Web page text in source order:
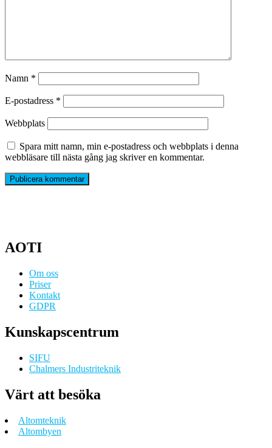
Namn *
E-postadress *
Webbplats
Spara mitt namn, min e-postadress och webbplats i denna
webbläsare till nästa gång jag skriver en kommentar.
AOTI
Om oss
Priser
Kontakt
GDPR
Kunskapscentrum
SIFU
Chalmers Industriteknik
Värt att besöka
Altomteknik
Altombyen